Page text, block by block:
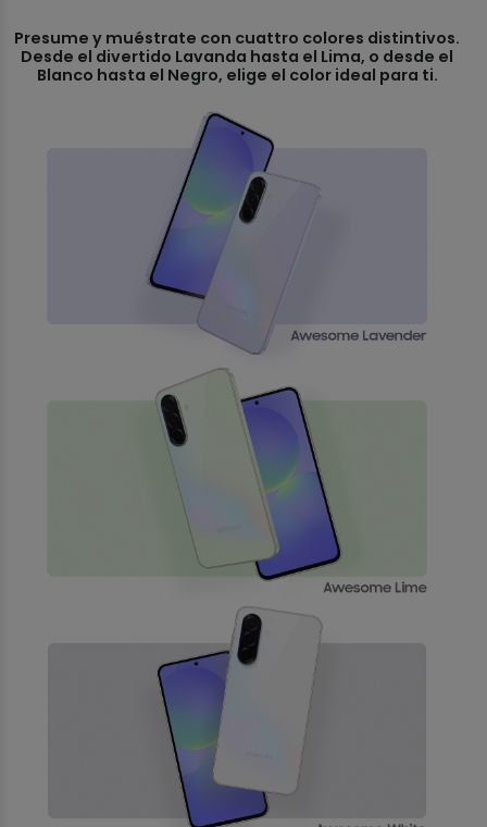
Presume y muéstrate con cuattro colores distintivos.
Desde el divertido Lavanda hasta el Lima, o desde el
Blanco hasta el Negro, elige el color ideal para ti.